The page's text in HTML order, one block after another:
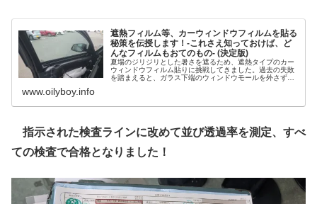
遮熱フィルム等、カーウィンドウフィルムを貼る
秘策を伝授します！-これさえ知っておけば、ど
んなフィルムもおてのもの- (決定版)
夏場のジリジリとした暑さを遮るため、遮熱タイプのカー
ウィンドウフィルム貼りに挑戦してきました。過去の失敗
を踏まえると、ガラス下端のウィンドウモールを外さずし
ました。
www.oilyboy.info
指示された検査ラインに改めて並び透過率を測定、すべ
ての検査で合格となりました！